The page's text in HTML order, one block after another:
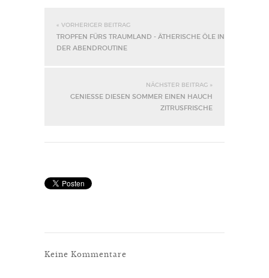
« VORHERIGER BEITRAG
TROPFEN FÜRS TRAUMLAND - ÄTHERISCHE ÖLE IN
DER ABENDROUTINE
NÄCHSTER BEITRAG »
GENIESSE DIESEN SOMMER EINEN HAUCH Z
ITRUSFRISCHE
Keine Kommentare